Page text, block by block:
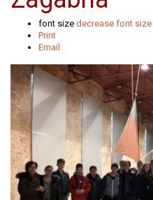
font size decrease font size
Print
Email